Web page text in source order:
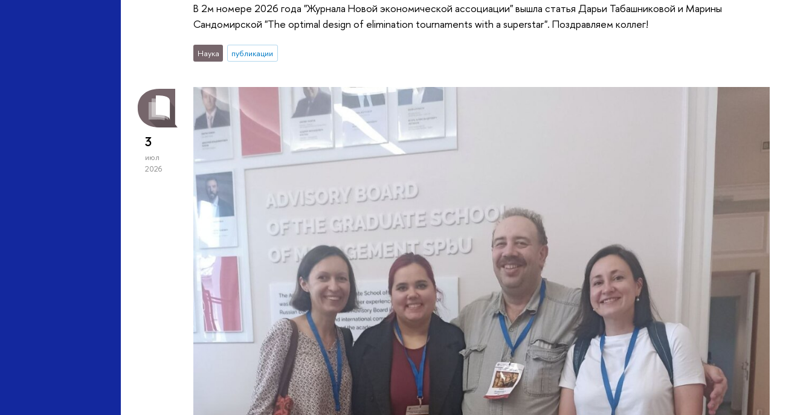
В 2м номере 2026 года "Журнала Новой экономической ассоциации" вышла статья Дарьи Табашниковой и Марины
Сандомирской "The optimal design of elimination tournaments with a superstar". Поздравляем коллег!
Наука публикации
3
июл
2026